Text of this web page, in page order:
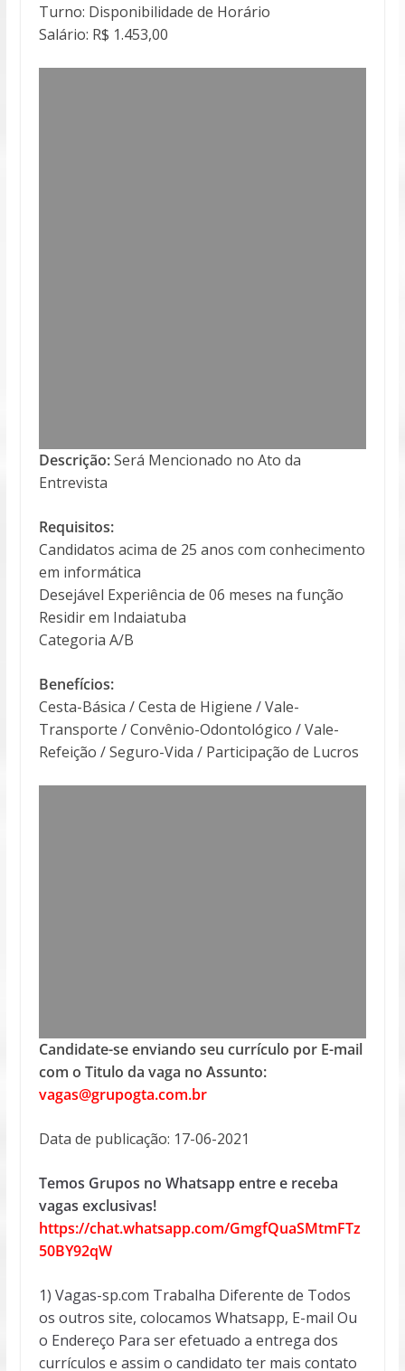
Turno: Disponibilidade de Horário
Salário: R$ 1.453,00
Descrição:Será Mencionado no Ato da
Entrevista
Requisitos:
Candidatos acima de 25 anos com conhecimento
em informática
Desejável Experiência de 06 meses na função
Residir em Indaiatuba
Categoria A/B
Benefícios:
Cesta-Básica / Cesta de Higiene / Vale-
Transporte / Convênio-Odontológico / Vale-
Refeição / Seguro-Vida / Participação de Lucros
Candidate-se enviando seu currículo por E-mail
com o Titulo da vaga no Assunto:
vagas@grupogta.com.br
Data de publicação: 17-06-2021
Temos Grupos no Whatsapp entre e receba
vagas exclusivas!
https://chat.whatsapp.com/GmgfQuaSMtmFTz
50BY92qW
1) Vagas-sp.com Trabalha Diferente de Todos
os outros site, colocamos Whatsapp, E-mail Ou
o Endereço Para ser efetuado a entrega dos
currículos e assim o candidato ter mais contato